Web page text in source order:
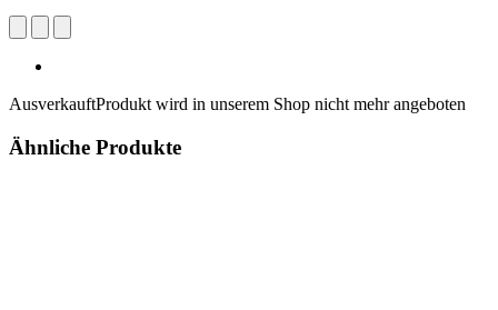
AusverkauftProdukt wird in unserem Shop nicht mehr angeboten
Ähnliche Produkte